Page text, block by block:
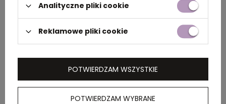
Wymiary
kartonu
58 x 41 x 61 cm
kartonu
zewnętrznego
5,4 kg
Analityczne pliki cookie
Reklamowe pliki cookie
POTWIERDZAM WYBRANE
POTWIERDZAM WSZYSTKIE